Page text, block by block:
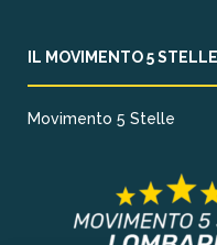
IL MOVIMENTO 5 STELLE
Movimento 5 Stelle